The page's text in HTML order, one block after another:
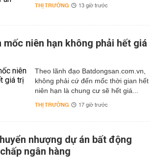
THỊ TRƯỜNG 13 giờ trước
mốc niên hạn không phải hết giá
Theo lãnh đạo Batdongsan.com.vn,
không phải cứ đến mốc thời gian hết
niên hạn là chung cư sẽ hết giá...
THỊ TRƯỜNG 17 giờ trước
nhượng dự án bất động
ngân hàng